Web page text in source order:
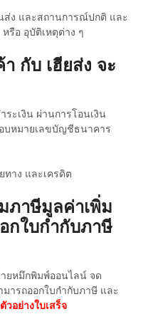
ส่ง และสถานการณ์ปกติ และ
รือ อุบัติเหตุต่าง ๆ
กับ เฮียส่ง จะ
ระเงิน ผ่านการโอนเงิน
บหมายเลขบัญชีธนาคาร
ทาง และเครดิต
ภาษีมูลค่าเพิ่ม
กใบกำกับภาษี
ยหมึกพิมพ์ออนไลน์ จด
ารถออกใบกำกับภาษี และ
ตัวอย่างใบเสร็จ